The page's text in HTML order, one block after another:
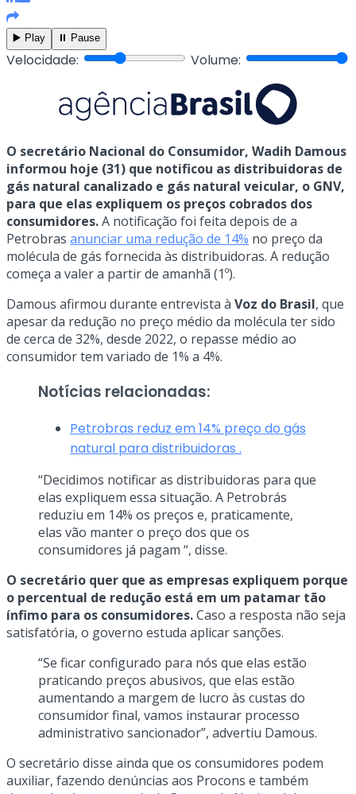
▶️ Play ⏸️ Pause
Velocidade: Volume:
O secretário Nacional do Consumidor, Wadih Damous
informou hoje (31) que notificou as distribuidoras de
gás natural canalizado e gás natural veicular, o GNV,
para que elas expliquem os preços cobrados dos
consumidores.A notificação foi feita depois de a
Petrobras anunciar uma redução de 14% no preço da
molécula de gás fornecida às distribuidoras. A redução
começa a valer a partir de amanhã (1º).
Damous afirmou durante entrevista à Voz do Brasil, que
apesar da redução no preço médio da molécula ter sido
de cerca de 32%, desde 2022, o repasse médio ao
consumidor tem variado de 1% a 4%.
Notícias relacionadas:
Petrobras reduz em 14% preço do gás
natural para distribuidoras .
“Decidimos notificar as distribuidoras para que
elas expliquem essa situação. A Petrobrás
reduziu em 14% os preços e, praticamente,
elas vão manter o preço dos que os
consumidores já pagam “, disse.
O secretário quer que as empresas expliquem porque
o percentual de redução está em um patamar tão
ínfimo para os consumidores.Caso a resposta não seja
satisfatória, o governo estuda aplicar sanções.
“Se ficar configurado para nós que elas estão
praticando preços abusivos, que elas estão
aumentando a margem de lucro às custas do
consumidor final, vamos instaurar processo
administrativo sancionador”, advertiu Damous.
O secretário disse ainda que os consumidores podem
auxiliar, fazendo denúncias aos Procons e também